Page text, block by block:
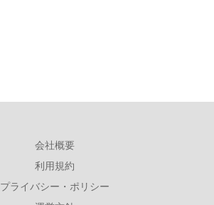
会社概要
利用規約
プライバシー・ポリシー